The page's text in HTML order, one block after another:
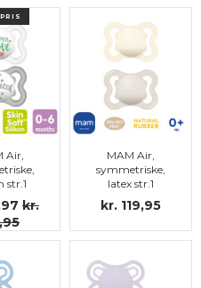
Air,
str.1
kr.
MAM Air,
symmetriske,
latex str.1
kr. 119,95